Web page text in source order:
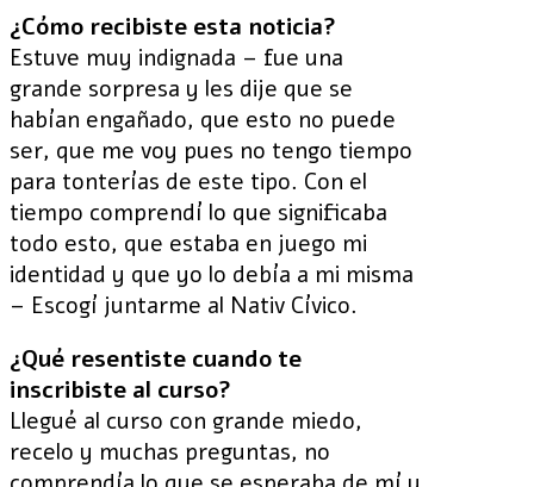
¿Cómo recibiste esta noticia?
Estuve muy indignada – fue una
grande sorpresa y les dije que se
habían engañado, que esto no puede
ser, que me voy pues no tengo tiempo
para tonterías de este tipo. Con el
tiempo comprendí lo que significaba
todo esto, que estaba en juego mi
identidad y que yo lo debía a mi misma
– Escogí juntarme al Nativ Cívico.
¿Qué resentiste cuando te
inscribiste al curso?
Llegué al curso con grande miedo,
recelo y muchas preguntas, no